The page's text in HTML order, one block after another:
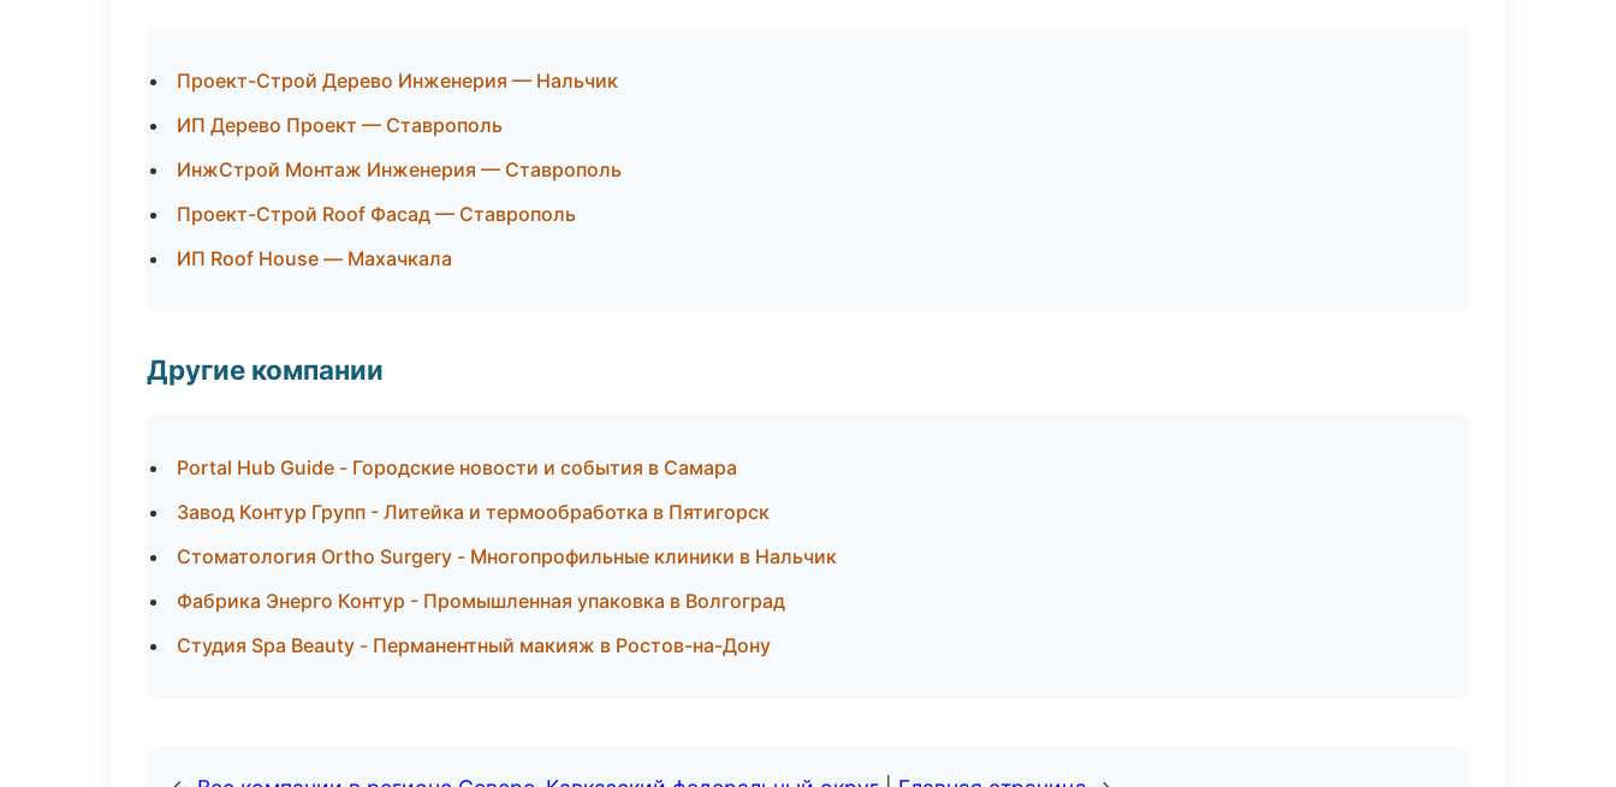
Проект-Строй Дерево Инженерия — Нальчик
ИП Дерево Проект — Ставрополь
ИнжСтрой Монтаж Инженерия — Ставрополь
Проект-Строй Roof Фасад — Ставрополь
ИП Roof House — Махачкала
Другие компании
Portal Hub Guide - Городские новости и события в Самара
Завод Контур Групп - Литейка и термообработка в Пятигорск
Стоматология Ortho Surgery - Многопрофильные клиники в Нальчик
Фабрика Энерго Контур - Промышленная упаковка в Волгоград
Студия Spa Beauty - Перманентный макияж в Ростов-на-Дону